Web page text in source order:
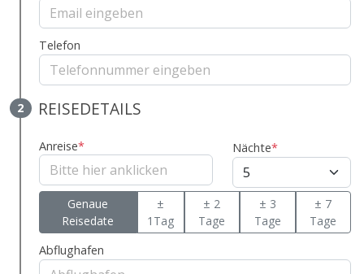
Telefon
2 REISEDETAILS
Anreise* Nächte*
Genaue
Reisedate
±
1Tag
± 2
Tage
± 3
Tage
± 7
Tage
Abflughafen